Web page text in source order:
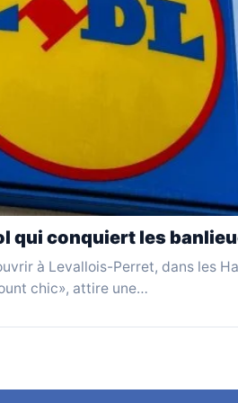
qui conquiert les
à Levallois-Perret, dans les
chic», attire une…